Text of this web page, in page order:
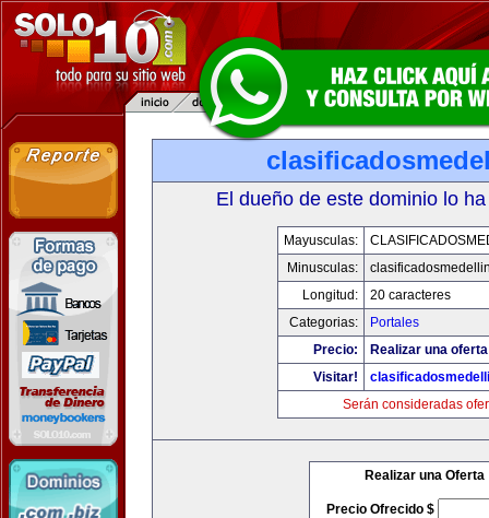
El dueño de este dominio lo
Mayusculas:
Minusculas:
Longitud:
20 caracteres
Categorias:
Portales
Precio:
Realizar una
Visitar!
Serán consideradas
Realizar una Oferta
Precio Ofrecido $